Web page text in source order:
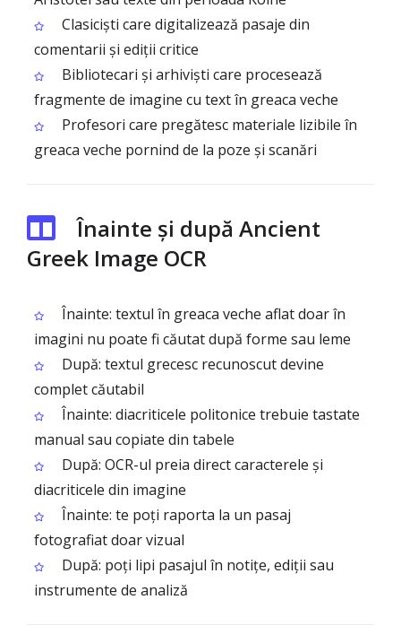
Clasiciști care digitalizează pasaje din
comentarii și ediții critice
Bibliotecari și arhiviști care procesează
fragmente de imagine cu text în greaca veche
Profesori care pregătesc materiale lizibile în
greaca veche pornind de la poze și scanări
Înainte și după Ancient
Greek Image OCR
Înainte: textul în greaca veche aflat doar în
imagini nu poate fi căutat după forme sau leme
După: textul grecesc recunoscut devine
complet căutabil
Înainte: diacriticele politonice trebuie tastate
manual sau copiate din tabele
După: OCR-ul preia direct caracterele și
diacriticele din imagine
Înainte: te poți raporta la un pasaj
fotografiat doar vizual
După: poți lipi pasajul în notițe, ediții sau
instrumente de analiză